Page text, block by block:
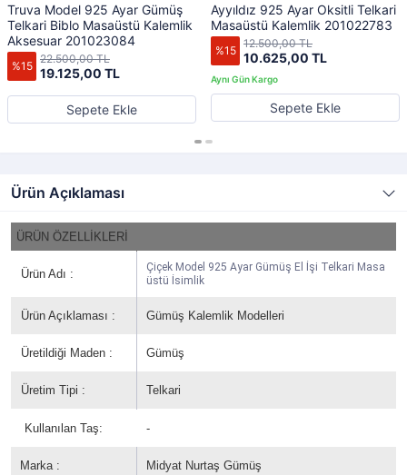
Truva Model 925 Ayar Gümüş
Telkari Biblo Masaüstü Kalemlik
Aksesuar 201023084
%15 19.125,00 TL
22.500,00 TL
Sepete Ekle
Ayyıldız 925 Ayar Oksitli Telkari
Masaüstü Kalemlik 201022783
%15 10.625,00 TL
12.500,00 TL
Sepete Ekle
Ürün Açıklaması
ÜRÜN ÖZELLİKLERİ
Ürün Adı :
Çiçek Model 925 Ayar Gümüş El İşi Telkari Masa
üstü İsimlik
Ürün Açıklaması : Gümüş Kalemlik Modelleri
Üretildiği Maden : Gümüş
Üretim Tipi : Telkari
Kullanılan Taş: -
Marka : Midyat Nurtaş Gümüş